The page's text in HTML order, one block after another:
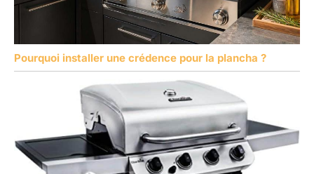
Pourquoi installer une crédence pour la plancha ?